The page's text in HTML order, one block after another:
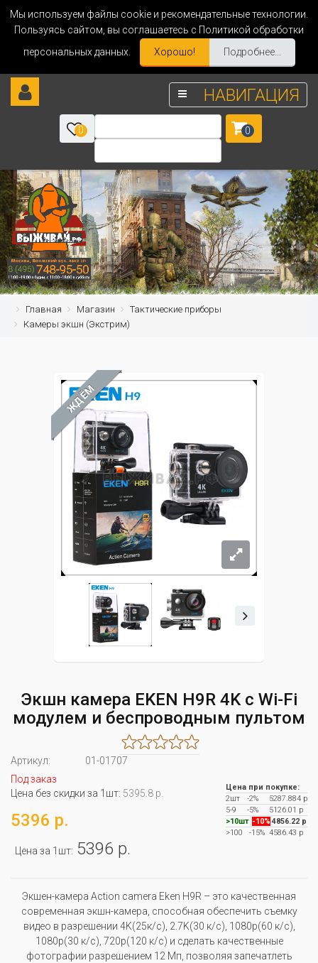
Мы используем файлы cookie и рекомендательные технологии.
Пользуясь сайтом, вы соглашаетесь с Политикой обработки
персональных данных.
Хорошо! Подробнее...
НАВИГАЦИЯ
0 0
Главная Магазин
Тактические приборы
Камеры экшн (Экстрим)
ЖДЁМ
Экшн камера EKEN H9R 4K c Wi-Fi
модулем и беспроводным пультом
Артикул:
01-01707
Под заказ
Цена без скидки за 1шт: 5395.8 р.
5396 р.
Цена за 1шт: 5396 р.
Цена при покупке:
2шт
-2%
5287.884 р
5-9
-5%
5126.01 р
>10шт -10% 4856.22 р
>100
-15% 4586.43 р
Экшен-камера Action camera Eken H9R – это качественная
современная экшн-камера, способная обеспечить съемку
видео в разрешении 4K(25к/с), 2.7K(30 к/с), 1080p(60 к/с),
1080p(30 к/с), 720p(120 к/с) и сделать качественные
фотографии разрешением 12 Мп, позволяя запечатлеть